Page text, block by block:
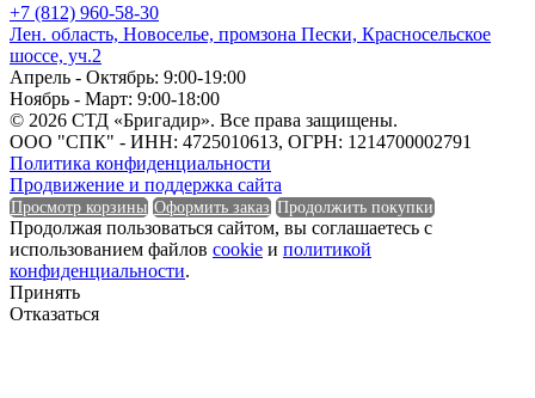
Форма
Группа горючести
Группа горючести
Класс эмиссии
+7 (812) 960-58-30
Лен. область, Новоселье, промзона Пески, Красносельское
шоссе, уч.2
Апрель - Октябрь: 9:00-19:00
Ноябрь - Март: 9:00-18:00
© 2026 СТД «Бригадир». Все права защищены.
ООО "СПК" - ИНН: 4725010613, ОГРН: 1214700002791
Политика конфиденциальности
Продвижение и поддержка сайта
Просмотр корзины Оформить заказ Продолжить покупки
Продолжая пользоваться сайтом, вы соглашаетесь с
использованием файлов cookie и политикой
конфиденциальности.
Принять
Отказаться